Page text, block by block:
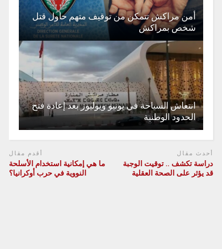
أمن مراكش تتمكن من توقيف متهم حاول قتل
شخص بمراكش
انتعاش السياحة في يونيو ويوليوز بعد إعادة فتح
الحدود الوطنية
أحدث مقال
دراسة تكشف .. توقيت الوجبة
قد يؤثر على الصحة العقلية
أقدم مقال
ما هي إمكانية استخدام الأسلحة
النووية في حرب أوكرانيا؟